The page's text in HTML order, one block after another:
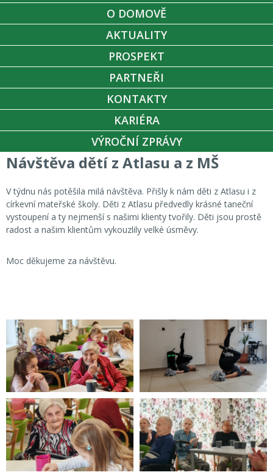
O DOMOVĚ
AKTUALITY
PROSPEKT
PARTNEŘI
KONTAKTY
KARIÉRA
VÝROČNÍ ZPRÁVY
Návštěva dětí z Atlasu a z MŠ
V týdnu nás potěšila milá návštěva. Přišly k nám děti z Atlasu i z
církevní mateřské školy. Děti z Atlasu předvedly krásné taneční
vystoupení a ty nejmenší s našimi klienty tvořily. Děti jsou prostě
radost a našim klientům vykouzlily velké úsměvy.
Moc děkujeme za návštěvu.